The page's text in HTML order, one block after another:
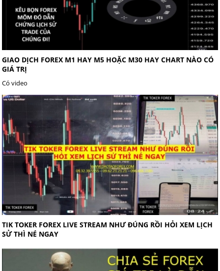
GIAO DỊCH FOREX M1 HAY M5 HOẶC M30 HAY CHART NÀO CÓ
GIÁ TRỊ
Có video
TIK TOKER FOREX LIVE STREAM NHƯ ĐÚNG RỒI HỎI XEM LỊCH
SỬ THÌ NÉ NGAY